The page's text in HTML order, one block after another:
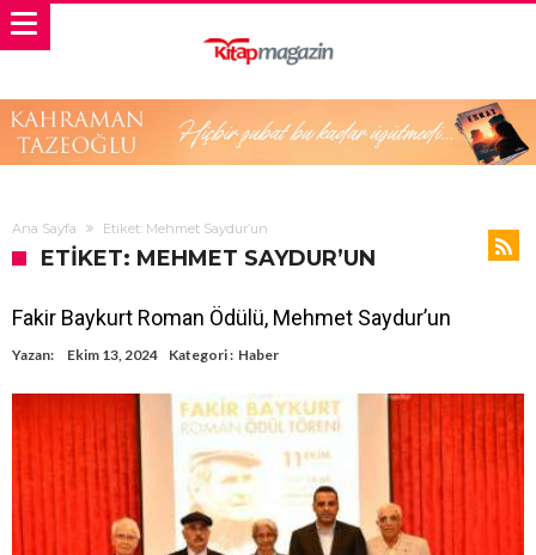
Ana Sayfa Etiket: Mehmet Saydur’un
ETIKET: MEHMET SAYDUR’UN
Fakir Baykurt Roman Ödülü, Mehmet Saydur’un
Yazan: Ekim 13, 2024 Kategori : Haber